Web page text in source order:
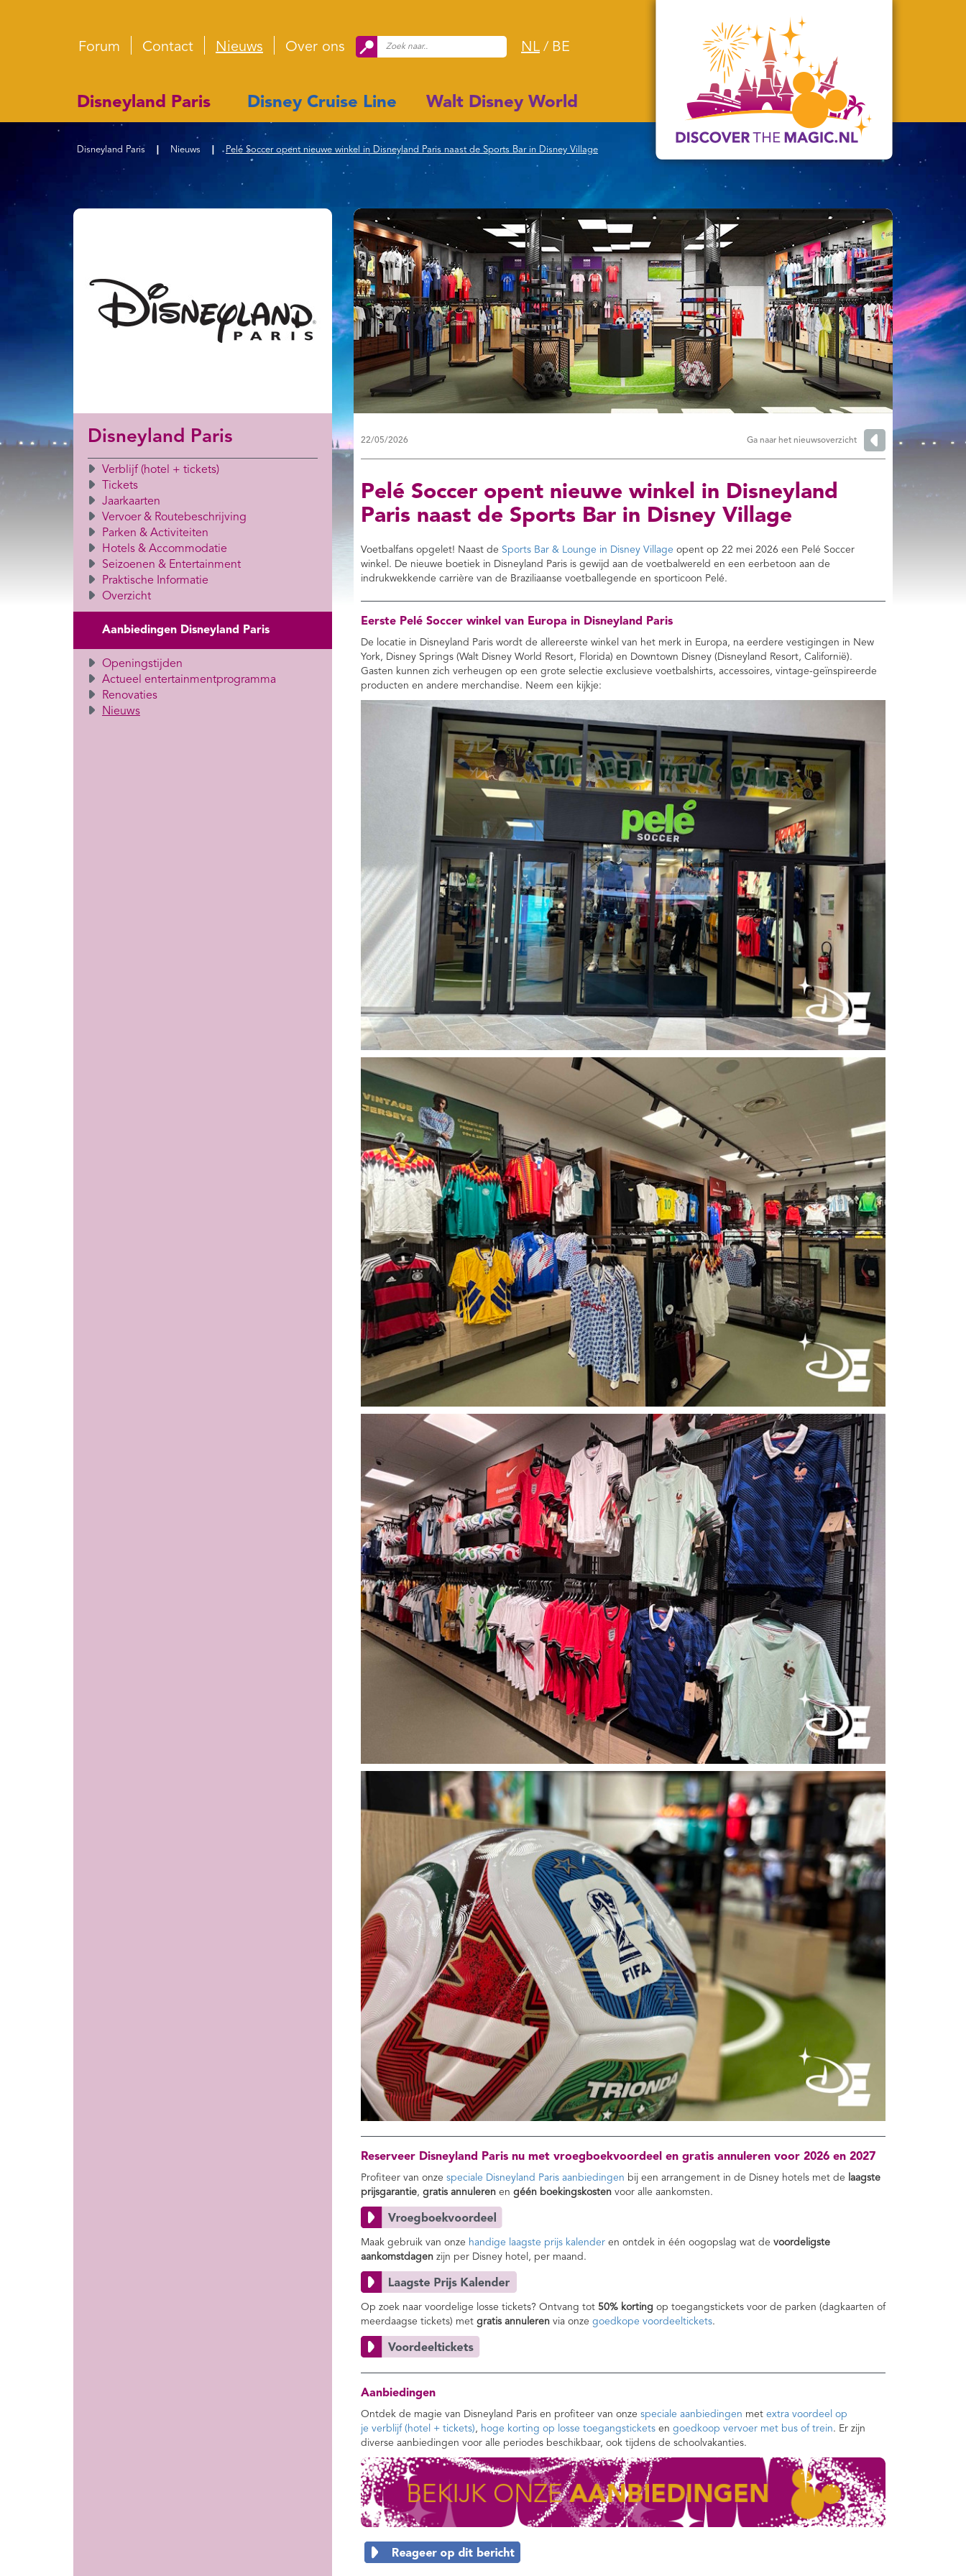
Forum Contact Nieuws Over ons NL / BE
Disneyland Paris Disney Cruise Line Walt Disney World
Disneyland Paris Nieuws Pelé Soccer opent nieuwe winkel in Disneyland Paris naast de Sports Bar in Disney Village
Disneyland Paris
Verblijf (hotel + tickets)
Tickets
Jaarkaarten
Vervoer & Routebeschrijving
Parken & Activiteiten
Hotels & Accommodatie
Seizoenen & Entertainment
Praktische Informatie
Overzicht
Aanbiedingen Disneyland Paris
Openingstijden
Actueel entertainmentprogramma
Renovaties
Nieuws
22/05/2026 Ga naar het nieuwsoverzicht
Pelé Soccer opent nieuwe winkel in Disneyland
Paris naast de Sports Bar in Disney Village
Voetbalfans opgelet! Naast de Sports Bar & Lounge in Disney Village opent op 22 mei 2026 een Pelé Soccer
winkel. De nieuwe boetiek in Disneyland Paris is gewijd aan de voetbalwereld en een eerbetoon aan de
indrukwekkende carrière van de Braziliaanse voetballegende en sporticoon Pelé.
Eerste Pelé Soccer winkel van Europa in Disneyland Paris
De locatie in Disneyland Paris wordt de allereerste winkel van het merk in Europa, na eerdere vestigingen in New
York, Disney Springs (Walt Disney World Resort, Florida) en Downtown Disney (Disneyland Resort, Californië).
Gasten kunnen zich verheugen op een grote selectie exclusieve voetbalshirts, accessoires, vintage-geïnspireerde
producten en andere merchandise. Neem een kijkje:
Reserveer Disneyland Paris nu met vroegboekvoordeel en gratis annuleren voor 2026 en 2027
Profiteer van onze speciale Disneyland Paris aanbiedingen bij een arrangement in de Disney hotels met de laagste
prijsgarantie, gratis annuleren en géén boekingskosten voor alle aankomsten.
Maak gebruik van onze handige laagste prijs kalender en ontdek in één oogopslag wat de voordeligste
aankomstdagen zijn per Disney hotel, per maand.
Op zoek naar voordelige losse tickets? Ontvang tot 50% korting op toegangstickets voor de parken (dagkaarten of
meerdaagse tickets) met gratis annuleren via onze goedkope voordeeltickets.
Aanbiedingen
Ontdek de magie van Disneyland Paris en profiteer van onze speciale aanbiedingen met extra voordeel op
je verblijf (hotel + tickets) , hoge korting op losse toegangstickets en goedkoop vervoer met bus of trein. Er zijn
diverse aanbiedingen voor alle periodes beschikbaar, ook tijdens de schoolvakanties.